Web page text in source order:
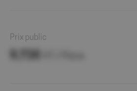
Prix public